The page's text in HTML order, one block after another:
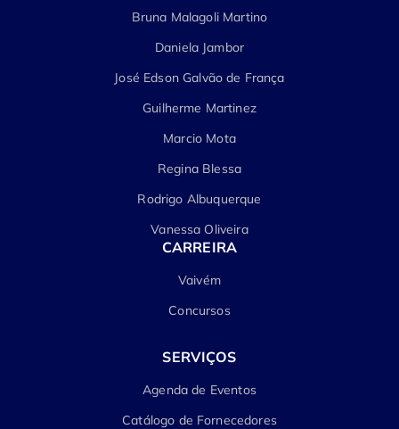
Bruna Malagoli Martino
Daniela Jambor
José Edson Galvão de França
Guilherme Martinez
Marcio Mota
Regina Blessa
Rodrigo Albuquerque
Vanessa Oliveira
CARREIRA
Vaivém
Concursos
SERVIÇOS
Agenda de Eventos
Catálogo de Fornecedores